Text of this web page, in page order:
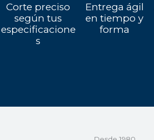
Corte preciso
según tus
especificacione
s
Entrega ágil
en tiempo y
forma